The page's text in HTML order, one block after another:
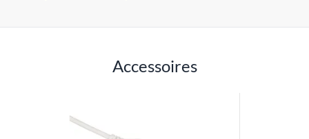
Accessoires